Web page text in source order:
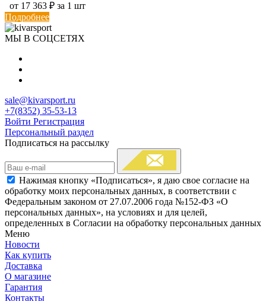
от 17 363 ₽ за 1 шт
Подробнее
МЫ В СОЦСЕТЯХ
sale@kivarsport.ru
+7(8352) 35-53-13
Войти Регистрация
Персональный раздел
Подписаться на рассылку
Нажимая кнопку «Подписаться», я даю свое согласие на
обработку моих персональных данных, в соответствии с
Федеральным законом от 27.07.2006 года №152-ФЗ «О
персональных данных», на условиях и для целей,
определенных в Согласии на обработку персональных данных
Меню
Новости
Как купить
Доставка
О магазине
Гарантия
Контакты